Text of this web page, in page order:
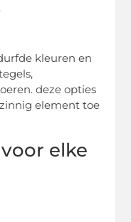
kleuren en
deze opties
element toe
elke